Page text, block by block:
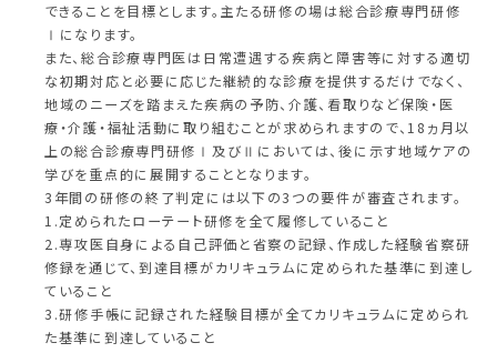
できることを目標とします。主たる研修の場は総合診療専門研修
Ⅰになります。
また、総合診療専門医は日常遭遇する疾病と障害等に対する適切
な初期対応と必要に応じた継続的な診療を提供するだけでなく、
地域のニーズを踏まえた疾病の予防、介護、看取りなど保険・医
療・介護・福祉活動に取り組むことが求められますので、18ヵ月以
上の総合診療専門研修Ⅰ及びⅡにおいては、後に示す地域ケアの
学びを重点的に展開することとなります。
3年間の研修の終了判定には以下の3つの要件が審査されます。
1.定められたローテート研修を全て履修していること
2.専攻医自身による自己評価と省察の記録、作成した経験省察研
修録を通じて、到達目標がカリキュラムに定められた基準に到達し
ていること
3.研修手帳に記録された経験目標が全てカリキュラムに定められ
た基準に到達していること